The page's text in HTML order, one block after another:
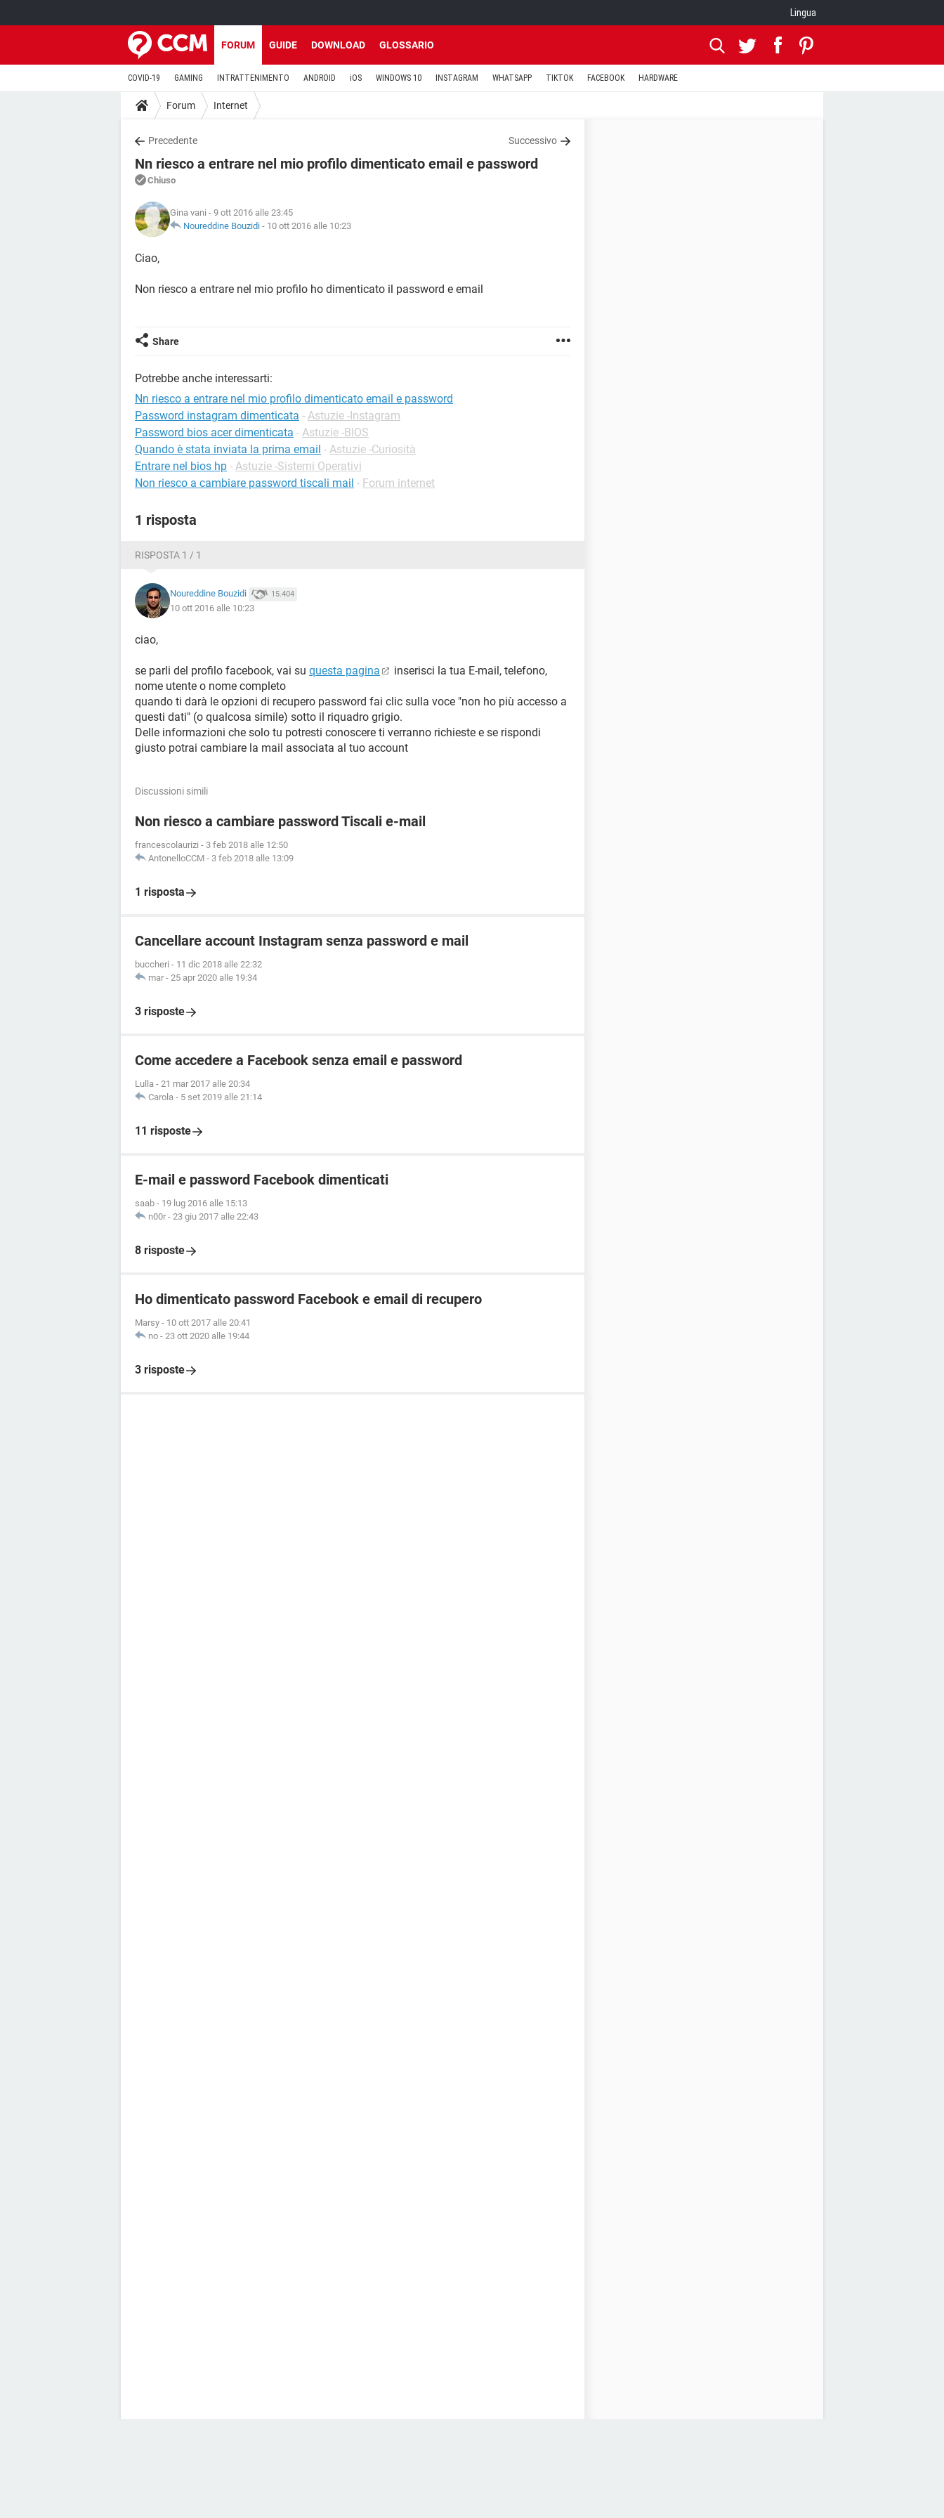
Lingua
FORUM GUIDE DOWNLOAD GLOSSARIO
COVID-19 GAMING INTRATTENIMENTO ANDROID iOS WINDOWS 10 INSTAGRAM WHATSAPP TIKTOK FACEBOOK HARDWARE
Forum Internet
Precedente Successivo
Nn riesco a entrare nel mio profilo dimenticato email e password
Chiuso
Gina vani - 9 ott 2016 alle 23:45
Noureddine Bouzidi - 10 ott 2016 alle 10:23
Ciao,
Non riesco a entrare nel mio profilo ho dimenticato il password e email
Share
Potrebbe anche interessarti:
Nn riesco a entrare nel mio profilo dimenticato email e password
Password instagram dimenticata - Astuzie -Instagram
Password bios acer dimenticata - Astuzie -BIOS
Quando è stata inviata la prima email - Astuzie -Curiosità
Entrare nel bios hp - Astuzie -Sistemi Operativi
Non riesco a cambiare password tiscali mail - Forum internet
1 risposta
RISPOSTA 1 / 1
Noureddine Bouzidi 15.404
10 ott 2016 alle 10:23
ciao,
se parli del profilo facebook, vai su questa pagina
inserisci la tua E-mail, telefono,
nome utente o nome completo
quando ti darà le opzioni di recupero password fai clic sulla voce "non ho più accesso a
questi dati" (o qualcosa simile) sotto il riquadro grigio.
Delle informazioni che solo tu potresti conoscere ti verranno richieste e se rispondi
giusto potrai cambiare la mail associata al tuo account
Discussioni simili
Non riesco a cambiare password Tiscali e-mail
francescolaurizi - 3 feb 2018 alle 12:50
AntonelloCCM - 3 feb 2018 alle 13:09
1 risposta
Cancellare account Instagram senza password e mail
buccheri - 11 dic 2018 alle 22:32
mar - 25 apr 2020 alle 19:34
3 risposte
Come accedere a Facebook senza email e password
Lulla - 21 mar 2017 alle 20:34
Carola - 5 set 2019 alle 21:14
11 risposte
E-mail e password Facebook dimenticati
saab - 19 lug 2016 alle 15:13
n00r - 23 giu 2017 alle 22:43
8 risposte
Ho dimenticato password Facebook e email di recupero
Marsy - 10 ott 2017 alle 20:41
no - 23 ott 2020 alle 19:44
3 risposte